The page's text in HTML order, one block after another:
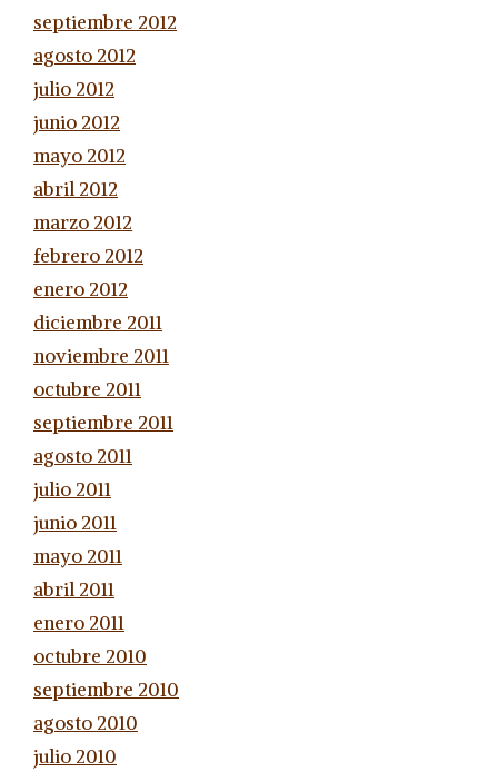
septiembre 2012
agosto 2012
julio 2012
junio 2012
mayo 2012
abril 2012
marzo 2012
febrero 2012
enero 2012
diciembre 2011
noviembre 2011
octubre 2011
septiembre 2011
agosto 2011
julio 2011
junio 2011
mayo 2011
abril 2011
enero 2011
octubre 2010
septiembre 2010
agosto 2010
julio 2010